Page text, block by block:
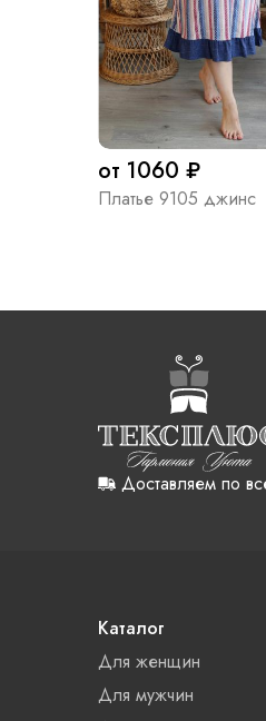
от 1060 ₽
Платье 9105 джинс
Доставляем по
Каталог
Для женщин
Для мужчин